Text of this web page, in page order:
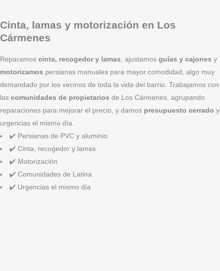
Cinta, lamas y motorización en Los
Cármenes
Reparamos cinta, recogedor y lamas , ajustamos guías y cajones y
motorizamos persianas manuales para mayor comodidad, algo muy
demandado por los vecinos de toda la vida del barrio. Trabajamos con
las comunidades de propietarios de Los Cármenes, agrupando
reparaciones para mejorar el precio, y damos presupuesto cerrado y
urgencias el mismo día.
✔️ Persianas de PVC y aluminio
✔️ Cinta, recogedor y lamas
✔️ Motorización
✔️ Comunidades de Latina
✔️ Urgencias el mismo día